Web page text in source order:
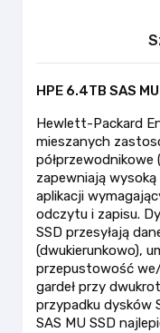
HPE 6.4TB SAS
Hewlett-Packard
mieszanych
półprzewodnikowe
zapewniają
aplikacji
odczytu i zapisu.
SSD przesyłają
(dwukierunkowo),
przepustowość
gardeł przy
przypadku dysków
SAS MU SSD